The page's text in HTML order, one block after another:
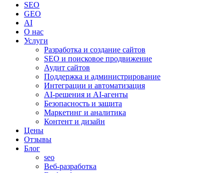
SEO
GEO
AI
О нас
Услуги
Разработка и создание сайтов
SEO и поисковое продвижение
Аудит сайтов
Поддержка и администрирование
Интеграции и автоматизация
AI-решения и AI-агенты
Безопасность и защита
Маркетинг и аналитика
Контент и дизайн
Цены
Отзывы
Блог
seo
Веб-разработка